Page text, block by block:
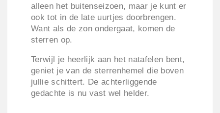
alleen het buitenseizoen, maar je kunt er
ook tot in de late uurtjes doorbrengen.
Want als de zon ondergaat, komen de
sterren op.
Terwijl je heerlijk aan het natafelen bent,
geniet je van de sterrenhemel die boven
jullie schittert. De achterliggende
gedachte is nu vast wel helder.